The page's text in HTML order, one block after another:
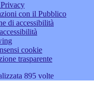
con il Pubblico
di accessibilità
cookie
trasparente
895 volte